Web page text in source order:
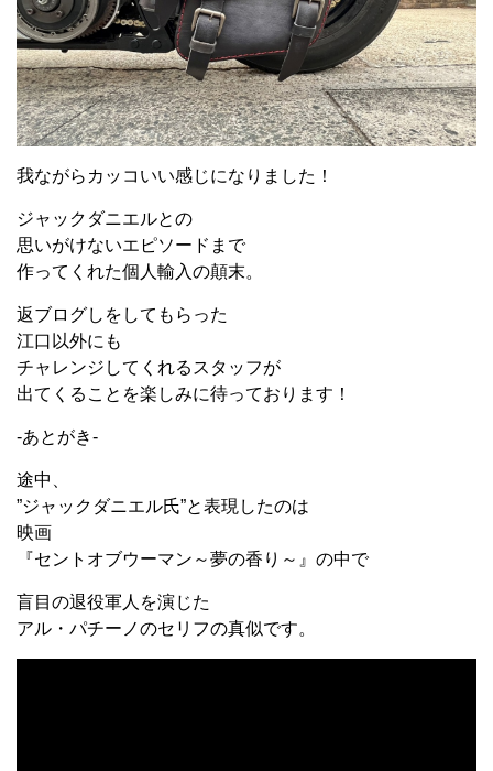
我ながらカッコいい感じになりました！
ジャックダニエルとの
思いがけないエピソードまで
作ってくれた個人輸入の顛末。
返ブログしをしてもらった
江口以外にも
チャレンジしてくれるスタッフが
出てくることを楽しみに待っております！
-あとがき-
途中、
”ジャックダニエル氏”と表現したのは
映画
『セントオブウーマン～夢の香り～』の中で
盲目の退役軍人を演じた
アル・パチーノのセリフの真似です。